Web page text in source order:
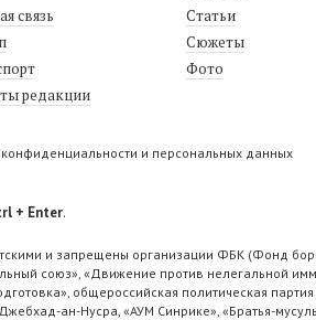
связь
редакции
Статьи
Сюжеты
Фото
и персональных данных
+ Enter.
и запрещены организации ФБК (Фонд
союз», «Движение против нелегальной
общероссийская политическая
ан-Нусра, «АУМ Синрике», «Братья-